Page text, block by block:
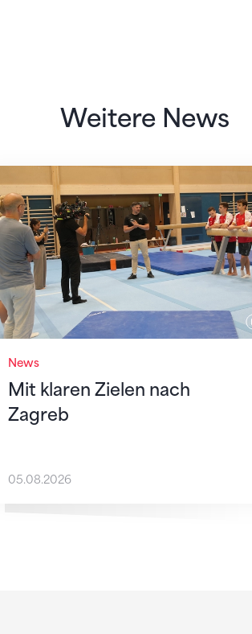
Weitere News
News
Mit klaren Zielen nach
Zagreb
Mit klaren Zielen nach Zagreb
05.08.2026